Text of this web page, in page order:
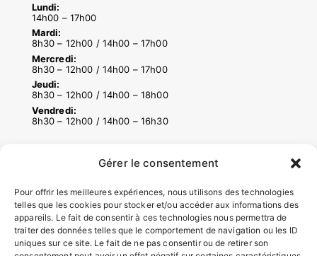
Gérer le consentement
Pour offrir les meilleures expériences, nous utilisons des technologies
telles que les cookies pour stocker et/ou accéder aux informations des
appareils. Le fait de consentir à ces technologies nous permettra de
traiter des données telles que le comportement de navigation ou les ID
uniques sur ce site. Le fait de ne pas consentir ou de retirer son
Lundi:
14h00 – 17h00
Mardi:
8h30 – 12h00 / 14h00 – 17h00
Mercredi:
8h30 – 12h00 / 14h00 – 17h00
Jeudi:
8h30 – 12h00 / 14h00 – 18h00
Vendredi:
8h30 – 12h00 / 14h00 – 16h30
ACCÉS RAPIDES
Contacter la mairie
Pôle santé
Le Saucatais
Formalités administratives
Restauration scolaire